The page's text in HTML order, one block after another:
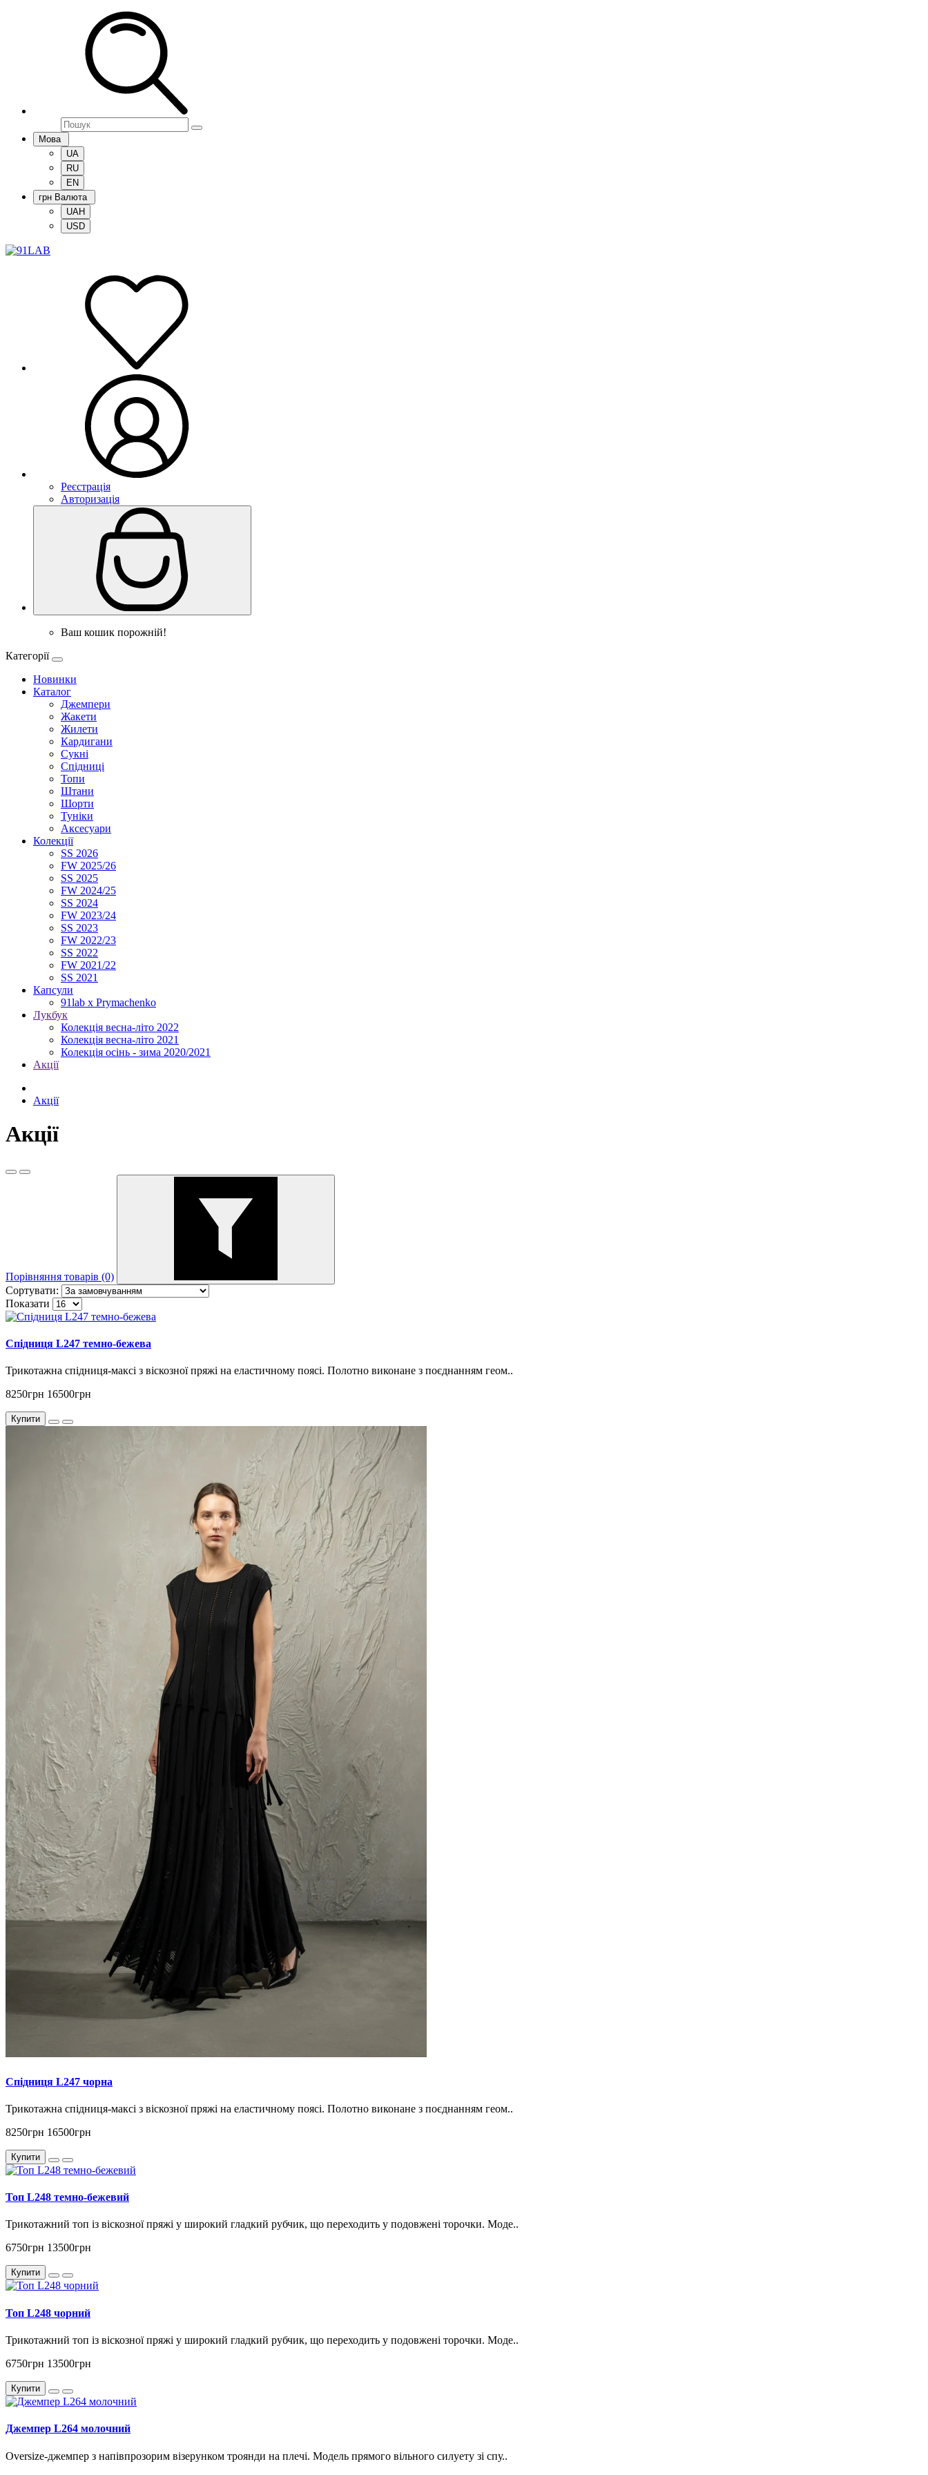
Мова
UA
RU
EN
грн Валюта
UAH
USD
Реєстрація
Авторизація
Ваш кошик порожній!
Категорії
Новинки
Каталог
Джемпери
Жакети
Жилети
Кардигани
Сукні
Спідниці
Топи
Штани
Шорти
Туніки
Аксесуари
Колекції
SS 2026
FW 2025/26
SS 2025
FW 2024/25
SS 2024
FW 2023/24
SS 2023
FW 2022/23
SS 2022
FW 2021/22
SS 2021
Капсули
91lab x Prymachenko
Лукбук
Колекція весна-літо 2022
Колекція весна-літо 2021
Колекція осінь - зима 2020/2021
Акції
Акції
Акції
Порівняння товарів (0)
Сортувати:
Показати
Спідниця L247 темно-бежева
Трикотажна спідниця-максі з віскозної пряжі на еластичному поясі. Полотно виконане з поєднанням геом..
8250грн 16500грн
Купити
Спідниця L247 чорна
Трикотажна спідниця-максі з віскозної пряжі на еластичному поясі. Полотно виконане з поєднанням геом..
8250грн 16500грн
Купити
Топ L248 темно-бежевий
Трикотажний топ із віскозної пряжі у широкий гладкий рубчик, що переходить у подовжені торочки. Моде..
6750грн 13500грн
Купити
Топ L248 чорний
Трикотажний топ із віскозної пряжі у широкий гладкий рубчик, що переходить у подовжені торочки. Моде..
6750грн 13500грн
Купити
Джемпер L264 молочний
Oversize-джемпер з напівпрозорим візерунком троянди на плечі. Модель прямого вільного силуету зі спу..